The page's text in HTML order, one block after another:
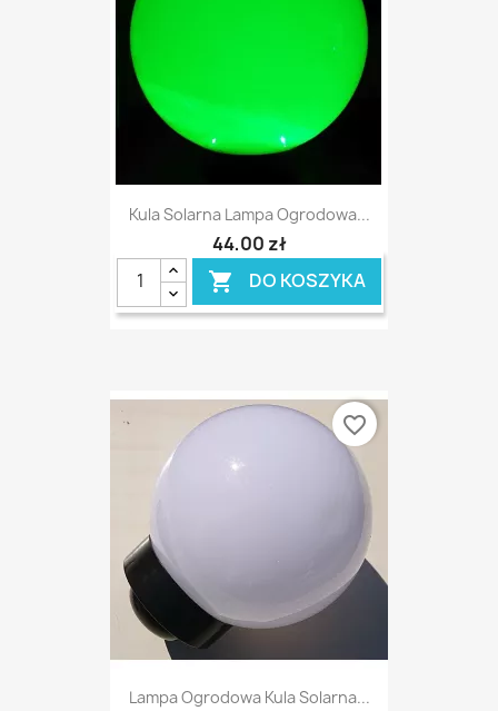
Kula Solarna Lampa Ogrodowa...
44,00 zł
 DO KOSZYKA
Lampa Ogrodowa Kula Solarna...
favorite_border